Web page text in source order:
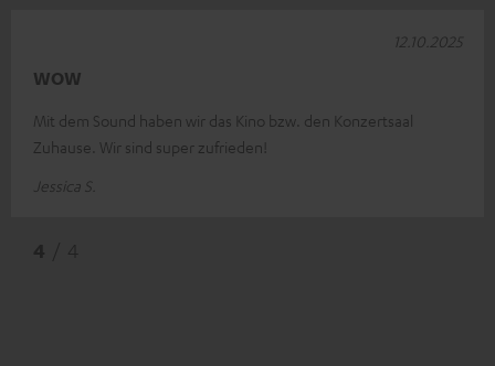
WOW
Mit dem Sound haben wir das Kino bzw. den Konzertsaal
Zuhause. Wir sind super zufrieden!
Jessica S.
12.10.2025